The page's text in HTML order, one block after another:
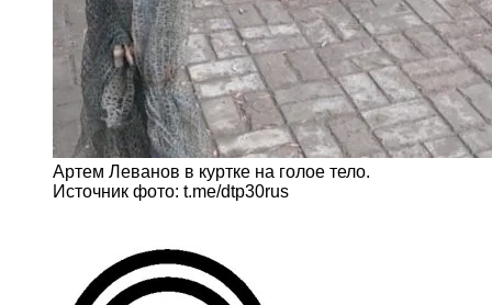
Артем Леванов в куртке на голое тело.
Источник фото: t.me/dtp30rus